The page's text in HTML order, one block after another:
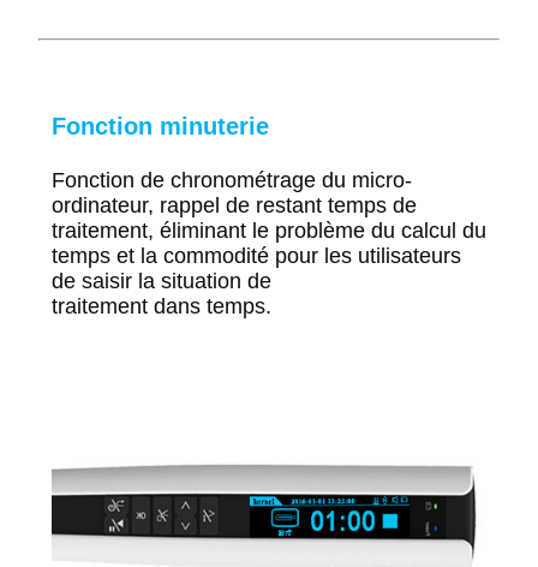
Fonction minuterie
Fonction de chronométrage du micro-
ordinateur, rappel de restant temps de
traitement, éliminant le problème du calcul du
temps et la commodité pour les utilisateurs
de saisir la situation de
traitement dans temps.